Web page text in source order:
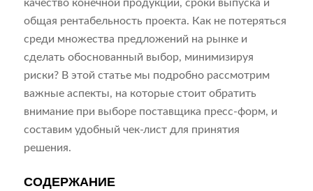
качество конечной продукции, сроки выпуска и
общая рентабельность проекта. Как не потеряться
среди множества предложений на рынке и
сделать обоснованный выбор, минимизируя
риски? В этой статье мы подробно рассмотрим
важные аспекты, на которые стоит обратить
внимание при выборе поставщика пресс-форм, и
составим удобный чек-лист для принятия
решения.
СОДЕРЖАНИЕ